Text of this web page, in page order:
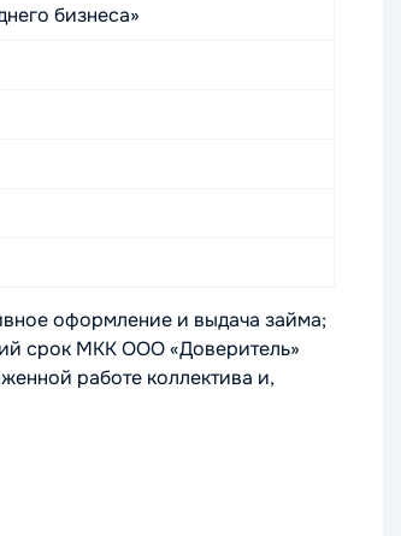
бизнеса»
оформление и выдача займа;
срок МКК ООО «Доверитель»
работе коллектива и,